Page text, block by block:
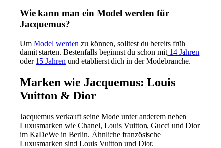
Wie kann man ein Model werden für
Jacquemus?
UmModel werden zu können, solltest du bereits früh
damit starten. Bestenfalls beginnst du schon mit 14 Jahren
oder 15 Jahren und etablierst dich in der Modebranche.
Marken wie Jacquemus: Louis
Vuitton & Dior
Jacquemus verkauft seine Mode unter anderem neben
Luxusmarken wie Chanel, Louis Vuitton, Gucci und Dior
im KaDeWe in Berlin. Ähnliche französische
Luxusmarken sind Louis Vuitton und Dior.